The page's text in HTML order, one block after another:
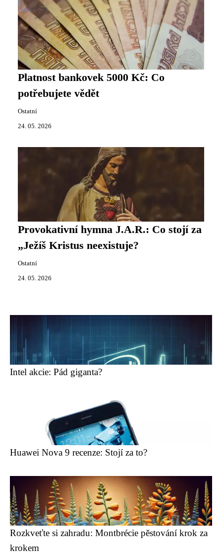
Platnost bankovek 5000 Kč: Co
potřebujete vědět
Ostatní
24. 05. 2026
Provokativní hymna J.A.R.: Co stojí za
„Ježíš Kristus neexistuje?
Ostatní
24. 05. 2026
Intel akcie: Pád giganta?
Huawei Nova 9 recenze: Stojí za to?
Rozkveťte si zahradu: Montbrécie pěstování krok za
krokem